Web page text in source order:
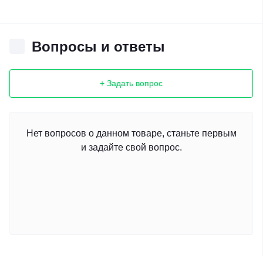
Вопросы и ответы
+ Задать вопрос
Нет вопросов о данном товаре, станьте первым
и задайте свой вопрос.